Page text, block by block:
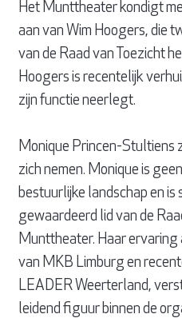
Het Munttheater kondigt
aan van Wim Hoogers, die
van de Raad van Toezicht
Hoogers is recentelijk
zijn functie neerlegt.
Monique Princen-Stultiens
zich nemen. Monique is
bestuurlijke landschap en is
gewaardeerd lid van de
Munttheater. Haar
van MKB Limburg en
LEADER Weerterland,
leidend figuur binnen de